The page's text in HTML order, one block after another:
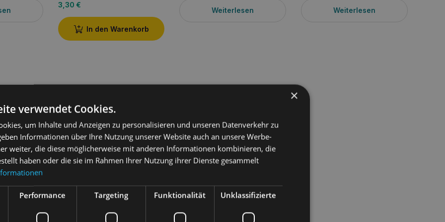
3,30 €
In den Warenkorb
Weiterlesen Weiterlesen
treat 100gist ein einzigartiges Hundeleckerli, das vom kulinarischen Erbe der asiatischen
auf die Bedürfnisse Ihres Hundes zugeschnitten ist. Die Zutaten enthalten nur Kabeljau
eine ausgezeichnete Proteinquelle darstellt und den Magen Ihres Hundes schont. Ein
Hund nicht nur mit wichtigen Nährstoffen versorgt, sondern ihm auch die Möglichkeit gibt,
Leckerli 100gfür ausgewachsene Hunde ab 4 Monaten
×
verwendet Cookies.
um Inhalte und Anzeigen zu personalisieren und unseren Datenverkehr zu
Informationen über Ihre Nutzung unserer Website auch an unsere Werbe-
weiter, die diese möglicherweise mit anderen Informationen kombinieren, die
haben oder die sie im Rahmen Ihrer Nutzung ihrer Dienste gesammelt
Performance Targeting Funktionalität Unklassifizierte